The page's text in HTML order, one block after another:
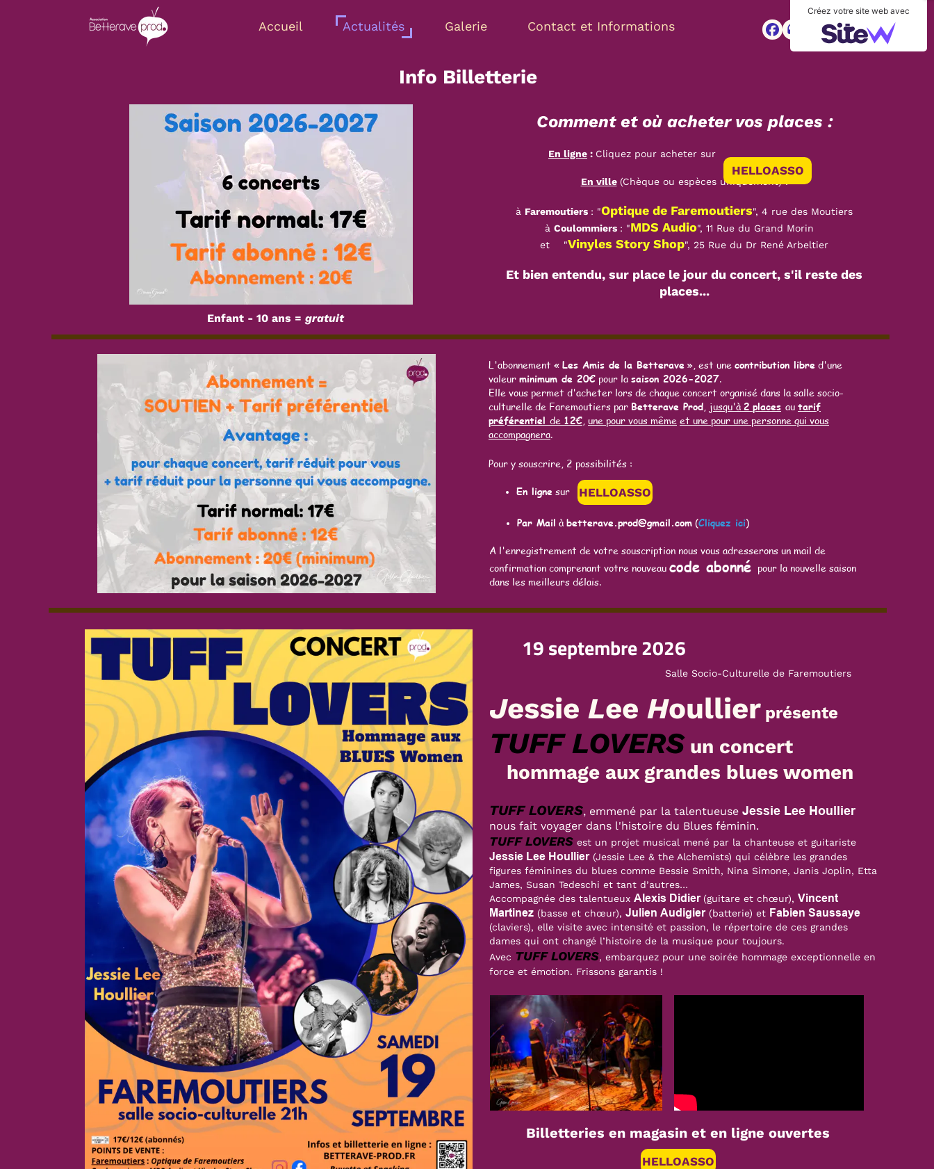
Créez votre site web avec
headset mail_outline
Accueil Actualités Galerie Contact et Informations
Info Billetterie
Comment et où acheter vos places :
En ligne : Cliquez pour acheter sur
En ville (Chèque ou espèces uniquement) :
à Faremoutiers : "Optique de Faremoutiers", 4 rue des Moutiers
à Coulommiers : "MDS Audio", 11 Rue du Grand Morin
et "Vinyles Story Shop", 25 Rue du Dr René Arbeltier
Et bien entendu, sur place le jour du concert, s'il reste des
places...
HELLOASSO
Enfant - 10 ans = gratuit
L'abonnement « Les Amis de la Betterave », est une contribution libre d'une
valeur minimum de 20€ pour la saison 2026-2027.
Elle vous permet d'acheter lors de chaque concert organisé dans la salle socio-
culturelle de Faremoutiers par Betterave Prod, jusqu'à 2 places au tarif
préférentiel de 12€, une pour vous même et une pour une personne qui vous
accompagnera.
Pour y souscrire, 2 possibilités :
En ligne sur HELLOASSO
Par Mail à betterave.prod@gmail.com (Cliquez ici)
A l'enregistrement de votre souscription nous vous adresserons un mail de
confirmation comprenant votre nouveau code abonné pour la nouvelle saison
dans les meilleurs délais.
19 septembre 2026
Salle Socio-Culturelle de Faremoutiers
Jessie Lee Houllier présente
TUFF LOVERS un concert
hommage aux grandes blues women
TUFF LOVERS, emmené par la talentueuse Jessie Lee Houllier
nous fait voyager dans l'histoire du Blues féminin.
TUFF LOVERS est un projet musical mené par la chanteuse et guitariste
Jessie Lee Houllier(Jessie Lee & the Alchemists) qui célèbre les grandes
figures féminines du blues comme Bessie Smith, Nina Simone, Janis Joplin, Etta
James, Susan Tedeschi et tant d’autres…
Accompagnée des talentueux Alexis Didier (guitare et chœur), Vincent
Martinez (basse et chœur), Julien Audigier(batterie) et Fabien Saussaye
(claviers), elle visite avec intensité et passion, le répertoire de ces grandes
dames qui ont changé l’histoire de la musique pour toujours.
Avec TUFF LOVERS, embarquez pour une soirée hommage exceptionnelle en
force et émotion. Frissons garantis !
Billetteries en magasin et en ligne ouvertes
HELLOASSO